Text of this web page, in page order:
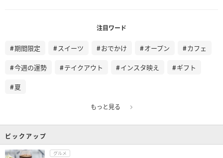
注目ワード
期間限定 スイーツ おでかけ オープン カフェ
今週の運勢 テイクアウト インスタ映え ギフト
夏
もっと見る
ピックアップ
グルメ